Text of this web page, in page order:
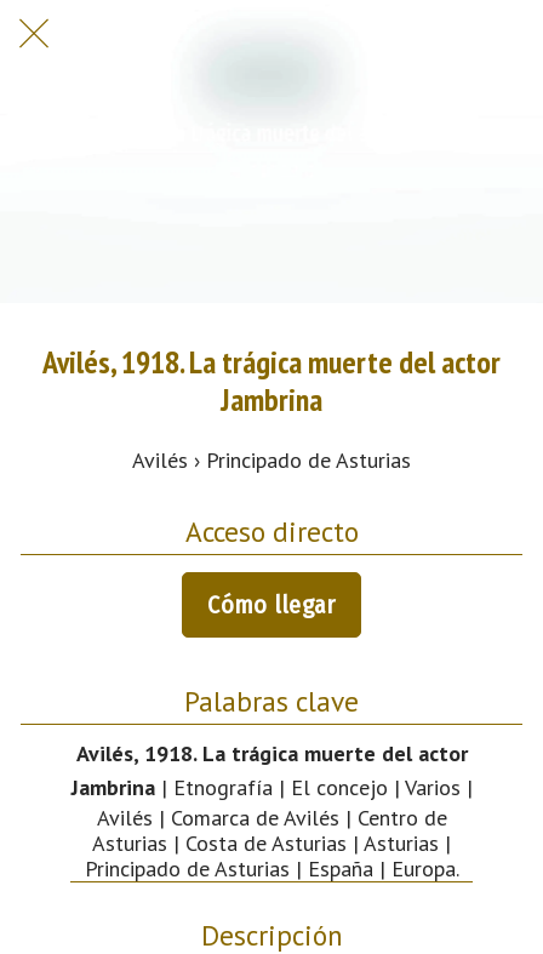
Avilés, 1918. La trágica muerte del actor
Jambrina
Avilés › Principado de Asturias
Acceso directo
Cómo llegar
Palabras clave
Avilés, 1918. La trágica muerte del actor
Jambrina| Etnografía | El concejo | Varios |
Avilés | Comarca de Avilés | Centro de
Asturias | Costa de Asturias | Asturias |
Principado de Asturias | España | Europa.
Descripción